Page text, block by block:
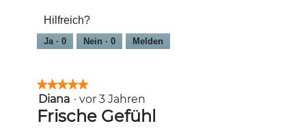
5
Hilfreich?
Ja · 0 Nein · 0 Melden
★★★★★
★★★★★
5
von
5
Diana · vor 3 Jahren
Frische Gefühl